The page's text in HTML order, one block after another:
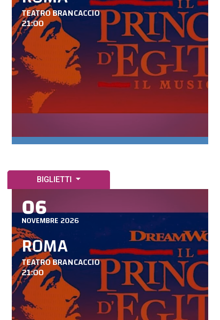
TEATRO BRANCACCIO
21:00
BIGLIETTI
06
NOVEMBRE 2026
ROMA
TEATRO BRANCACCIO
21:00